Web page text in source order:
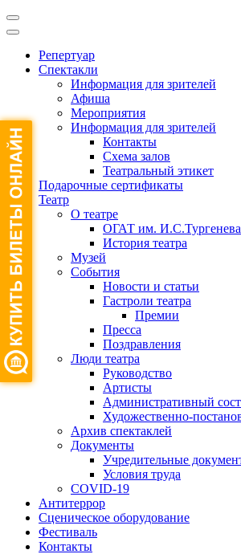
Репертуар
Спектакли
Информация для зрителей
Афиша
Мероприятия
Информация для зрителей
Контакты
Схема залов
Театральный этикет
Подарочные сертификаты
Театр
О театре
ОГАТ им. И.С.Тургенева
История театра
Музей
События
Новости и статьи
Гастроли театра
Премии
Пресса
Поздравления
Люди театра
Руководство
Артисты
Административный
Художественно-
Архив спектаклей
Документы
Учредительные
Условия труда
COVID-19
Антитеррор
Сценическое оборудование
Фестиваль
Контакты